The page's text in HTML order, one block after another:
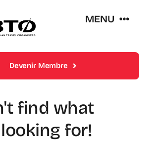
MENU
Devenir Membre
find what
for!